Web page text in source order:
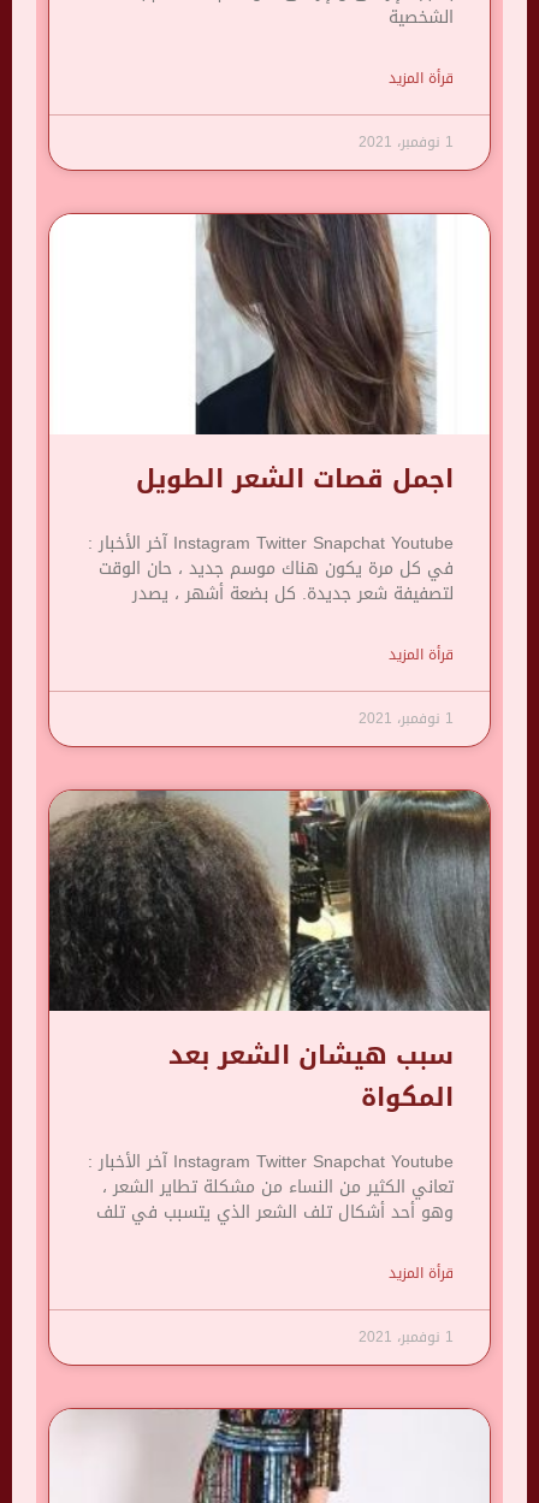
الشخصية
قرأة المزيد
1 نوفمبر، 2021
اجمل قصات الشعر الطويل
Instagram Twitter Snapchat Youtube آخر الأخبار :
في كل مرة يكون هناك موسم جديد ، حان الوقت
لتصفيفة شعر جديدة. كل بضعة أشهر ، يصدر
قرأة المزيد
1 نوفمبر، 2021
سبب هيشان الشعر بعد
المكواة
Instagram Twitter Snapchat Youtube آخر الأخبار :
تعاني الكثير من النساء من مشكلة تطاير الشعر ،
وهو أحد أشكال تلف الشعر الذي يتسبب في تلف
قرأة المزيد
1 نوفمبر، 2021